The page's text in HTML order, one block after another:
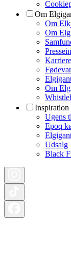
Om
Om
Om
Om
Inspiration
Ugens
Epoq
Udsalg
Black